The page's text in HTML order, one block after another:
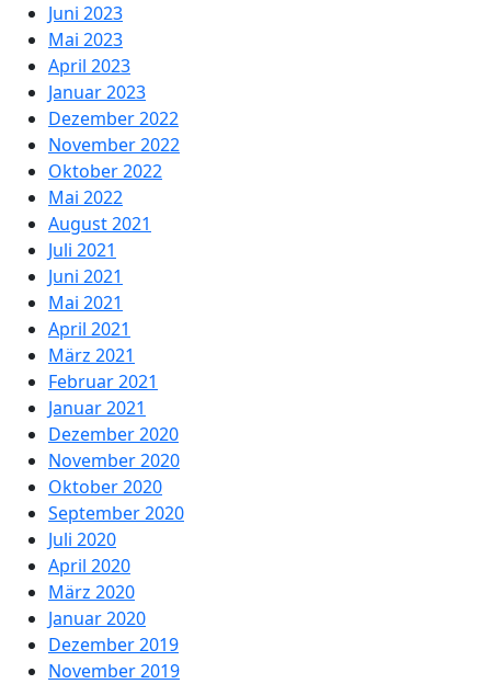
Juni 2023
Mai 2023
April 2023
Januar 2023
Dezember 2022
November 2022
Oktober 2022
Mai 2022
August 2021
Juli 2021
Juni 2021
Mai 2021
April 2021
März 2021
Februar 2021
Januar 2021
Dezember 2020
November 2020
Oktober 2020
September 2020
Juli 2020
April 2020
März 2020
Januar 2020
Dezember 2019
November 2019